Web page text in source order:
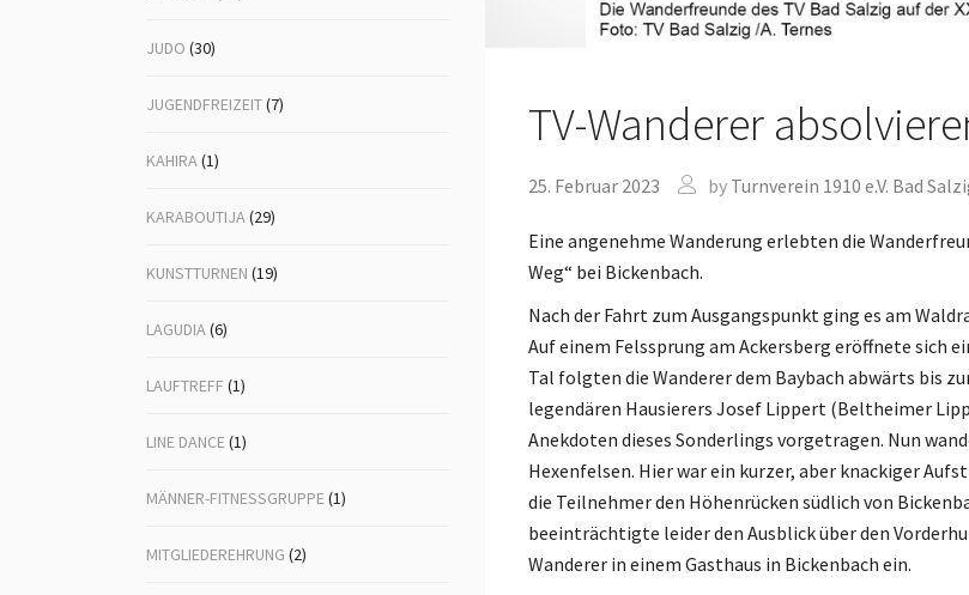
TV-Wanderer
25. Februar 2023 by Turnverein 1910 e.V. Bad
Eine angenehme Wanderung erlebten die
Weg“ bei Bickenbach.
Nach der Fahrt zum Ausgangspunkt ging es am
Auf einem Felssprung am Ackersberg eröffnete sich
Tal folgten die Wanderer dem Baybach abwärts bis
legendären Hausierers Josef Lippert (Beltheimer
Anekdoten dieses Sonderlings vorgetragen. Nun
Hexenfelsen. Hier war ein kurzer, aber knackiger
die Teilnehmer den Höhenrücken südlich von
beeinträchtigte leider den Ausblick über den
Wanderer in einem Gasthaus in Bickenbach ein.
JUDO (30)
JUGENDFREIZEIT(7)
KAHIRA(1)
KARABOUTIJA(29)
KUNSTTURNEN (19)
LAGUDIA(6)
LAUFTREFF (1)
LINE DANCE(1)
MÄNNER-FITNESSGRUPPE(1)
MITGLIEDEREHRUNG (2)